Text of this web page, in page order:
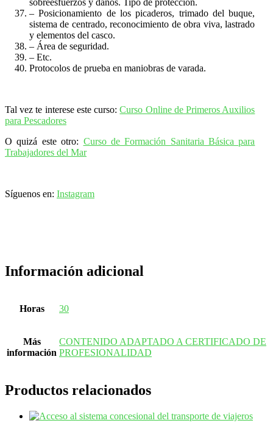
sobreesfuerzos y daños. Tipo de protección.
– Posicionamiento de los picaderos, trimado del buque,
sistema de centrado, reconocimiento de obra viva, lastrado
y elementos del casco.
– Área de seguridad.
– Etc.
Protocolos de prueba en maniobras de varada.
Tal vez te interese este curso:Curso Online de Primeros Auxilios
para Pescadores
O quizá este otro: Curso de Formación Sanitaria Básica para
Trabajadores del Mar
Síguenos en: Instagram
Información adicional
Horas 30
Más
información
CONTENIDO ADAPTADO A CERTIFICADO DE
PROFESIONALIDAD
Productos relacionados